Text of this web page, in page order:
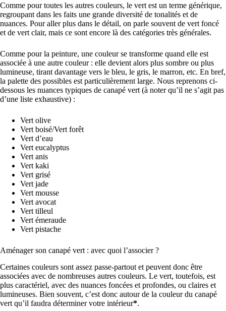
Comme pour toutes les autres couleurs, le vert est un terme générique,
regroupant dans les faits une grande diversité de tonalités et de
nuances. Pour aller plus dans le détail, on parle souvent de vert foncé
et de vert clair, mais ce sont encore là des catégories très générales.
Comme pour la peinture, une couleur se transforme quand elle est
associée à une autre couleur : elle devient alors plus sombre ou plus
lumineuse, tirant davantage vers le bleu, le gris, le marron, etc. En bref,
la palette des possibles est particulièrement large. Nous reprenons ci-
dessous les nuances typiques de canapé vert (à noter qu’il ne s’agit pas
d’une liste exhaustive) :
Vert olive
Vert boisé/Vert forêt
Vert d’eau
Vert eucalyptus
Vert anis
Vert kaki
Vert grisé
Vert jade
Vert mousse
Vert avocat
Vert tilleul
Vert émeraude
Vert pistache
Aménager son canapé vert : avec quoi l’associer ?
Certaines couleurs sont assez passe-partout et peuvent donc être
associées avec de nombreuses autres couleurs. Le vert, toutefois, est
plus caractériel, avec des nuances foncées et profondes, ou claires et
lumineuses. Bien souvent, c’est donc autour de la couleur du canapé
vert qu’il faudra déterminer votre intérieur*.